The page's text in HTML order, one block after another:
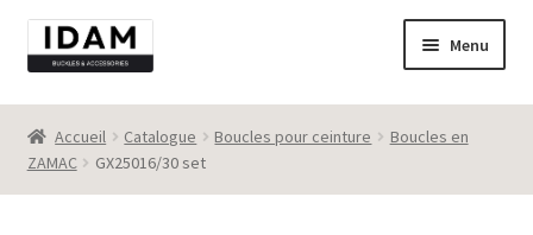
Aller
à
Aller
au
Menu
Catalogue
New
Accueil Catalogue Boucles pour ceinture
Boucles en
ZAMAC
GX25016/30 set